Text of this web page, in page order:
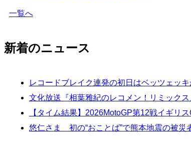
一覧へ
新着のニュース
レコードブレイク連発の初日はベッツェッ
文化放送『相葉雅紀のレコメン！リミック
【タイム結果】2026MotoGP第12戦イギリ
悠仁さま 初の“おことば”で熊本地震の被